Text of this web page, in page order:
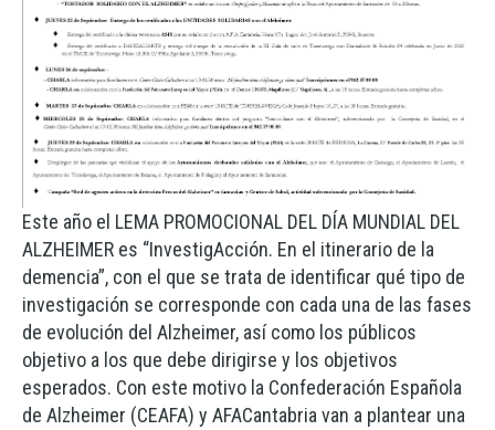
Este año el LEMA PROMOCIONAL DEL DÍA MUNDIAL DEL
ALZHEIMER es “InvestigAcción. En el itinerario de la
demencia”, con el que se trata de identificar qué tipo de
investigación se corresponde con cada una de las fases
de evolución del Alzheimer, así como los públicos
objetivo a los que debe dirigirse y los objetivos
esperados. Con este motivo la Confederación Española
de Alzheimer (CEAFA) y AFACantabria van a plantear una